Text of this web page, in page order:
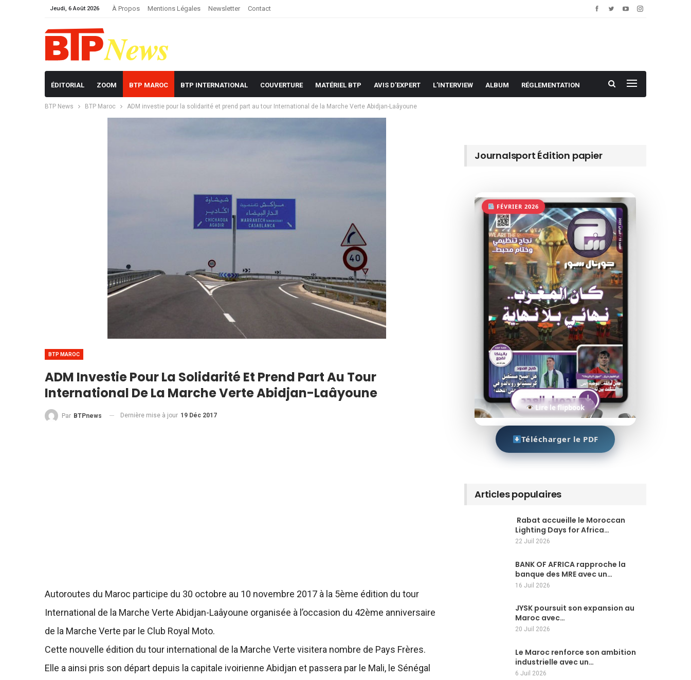
Jeudi, 6 Août 2026 À Propos Mentions Légales Newsletter Contact
ÉDITORIAL ZOOM BTP MAROC BTP INTERNATIONAL COUVERTURE MATÉRIEL BTP AVIS D’EXPERT L’INTERVIEW ALBUM RÉGLEMENTATION
BTP News BTP Maroc ADM investie pour la solidarité et prend part au tour International de la Marche Verte Abidjan-Laâyoune
BTP MAROC
ADM Investie Pour La Solidarité Et Prend Part Au Tour
International De La Marche Verte Abidjan-Laâyoune
Par BTPnews Dernière mise à jour 19 Déc 2017
Autoroutes du Maroc participe du 30 octobre au 10 novembre 2017 à la 5ème édition du tour
International de la Marche Verte Abidjan-Laâyoune organisée à l’occasion du 42ème anniversaire
de la Marche Verte par le Club Royal Moto.
Cette nouvelle édition du tour international de la Marche Verte visitera nombre de Pays Frères.
Elle a ainsi pris son départ depuis la capitale ivoirienne Abidjan et passera par le Mali, le Sénégal
Journalsport Édition papier
FÉVRIER 2026
Lire le flipbook
Télécharger le PDF
Articles populaires
Rabat accueille le Moroccan
Lighting Days for Africa…
22 Juil 2026
BANK OF AFRICA rapproche la
banque des MRE avec un…
16 Juil 2026
JYSK poursuit son expansion au
Maroc avec…
20 Juil 2026
Le Maroc renforce son ambition
industrielle avec un…
6 Juil 2026